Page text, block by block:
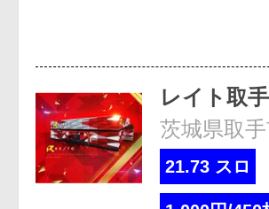
レイト取手
茨城県取
21.73 スロ